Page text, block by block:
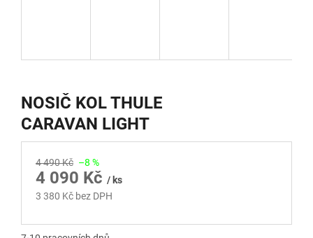
NOSIČ KOL THULE
CARAVAN LIGHT
4 490 Kč –8 %
4 090 Kč / ks
3 380 Kč bez DPH